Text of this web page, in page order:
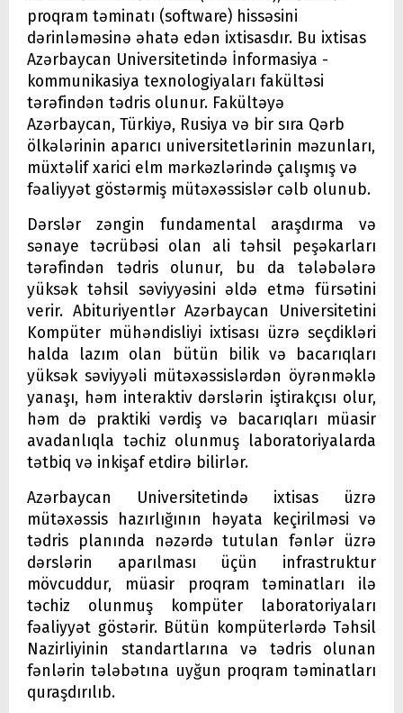
proqram təminatı (software) hissəsini
dərinləməsinə əhatə edən ixtisasdır. Bu ixtisas
Azərbaycan Universitetində İnformasiya -
kommunikasiya texnologiyaları fakültəsi
tərəfindən tədris olunur. Fakültəyə
Azərbaycan, Türkiyə, Rusiya və bir sıra Qərb
ölkələrinin aparıcı universitetlərinin məzunları,
müxtəlif xarici elm mərkəzlərində çalışmış və
fəaliyyət göstərmiş mütəxəssislər cəlb olunub.
Dərslər zəngin fundamental araşdırma və
sənaye təcrübəsi olan ali təhsil peşəkarları
tərəfindən tədris olunur, bu da tələbələrə
yüksək təhsil səviyyəsini əldə etmə fürsətini
verir. Abituriyentlər Azərbaycan Universitetini
Kompüter mühəndisliyi ixtisası üzrə seçdikləri
halda lazım olan bütün bilik və bacarıqları
yüksək səviyyəli mütəxəssislərdən öyrənməklə
yanaşı, həm interaktiv dərslərin iştirakçısı olur,
həm də praktiki vərdiş və bacarıqları müasir
avadanlıqla təchiz olunmuş laboratoriyalarda
tətbiq və inkişaf etdirə bilirlər.
Azərbaycan Universitetində ixtisas üzrə
mütəxəssis hazırlığının həyata keçirilməsi və
tədris planında nəzərdə tutulan fənlər üzrə
dərslərin aparılması üçün infrastruktur
mövcuddur, müasir proqram təminatları ilə
təchiz olunmuş kompüter laboratoriyaları
fəaliyyət göstərir. Bütün kompüterlərdə Təhsil
Nazirliyinin standartlarına və tədris olunan
fənlərin tələbətına uyğun proqram təminatları
quraşdırılıb.